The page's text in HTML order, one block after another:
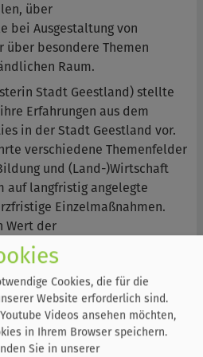
über
bei Ausgestaltung von
über besondere Themen
Raum.
Stadt Geestland) stellte
Erfahrungen aus dem
in der Stadt Geestland vor.
verschiedene Themenfelder
und (Land-)Wirtschaft
auf langfristig angelegte
Einzelmaßnahmen.
Wert der
der interdisziplinären Teams
Kommunen. Sie
eine vorab gut
die spätere Umsetzung
Phase wurden die
Cookies, die für die
Website erforderlich sind.
Videos ansehen möchten,
in Ihrem Browser speichern.
Sie in unserer